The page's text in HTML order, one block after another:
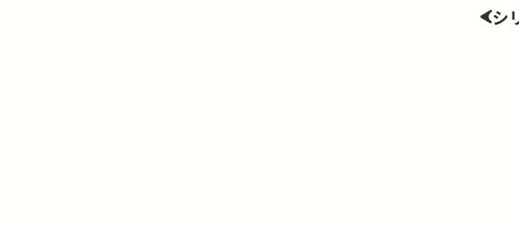
シ